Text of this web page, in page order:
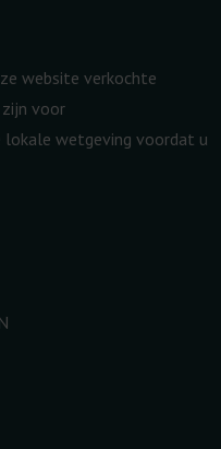
website verkochte
voor
lokale wetgeving voordat u